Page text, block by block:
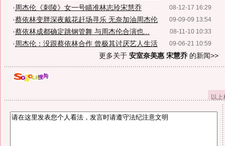
08-12-17 16:29
· 周杰伦《刺陵》女一号瞄准林志玲宋慧乔
09-09-09 13:54
·蔡依林变胖深夜戴花赶场寻乐 无奈加油周杰伦
08-11-10 10:33
·蔡依林成都确定跳钢管舞 与周杰伦合演也...
09-06-21 10:59
· 周杰伦：没跟蔡依林合作 曾极其讨厌艺人生活
更多关于 安室奈美惠 宋慧乔 的新闻>>
以